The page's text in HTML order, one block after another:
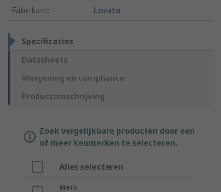
Fabrikant: Lovato
Specificaties
Datasheets
Wetgeving en compliance
Productomschrijving
Zoek vergelijkbare producten door een
of meer kenmerken te selecteren.
Alles selecteren
Merk